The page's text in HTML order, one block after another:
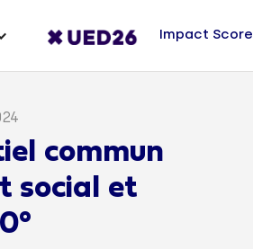
Impact Score
commun
social et